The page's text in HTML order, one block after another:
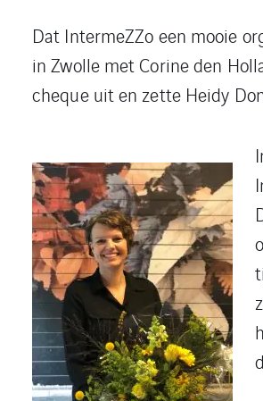
Dat IntermeZZo een mooie
in Zwolle met Corine den
cheque uit en zette Heidy